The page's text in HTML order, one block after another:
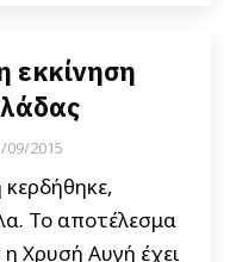
εκκίνηση
09/2015
Το αποτέλεσμα
Χρυσή Αυγή έχει